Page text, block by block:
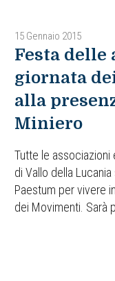
15 Gennaio 2015
Festa delle
giornata
alla
Miniero
Tutte le associazioni
di Vallo della
Paestum per vivere
dei Movimenti. Sarà